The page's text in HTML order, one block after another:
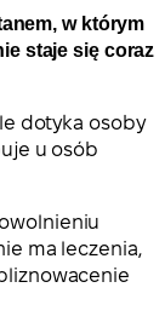
w którym
staje się coraz
dotyka osoby
u osób
ma leczenia,